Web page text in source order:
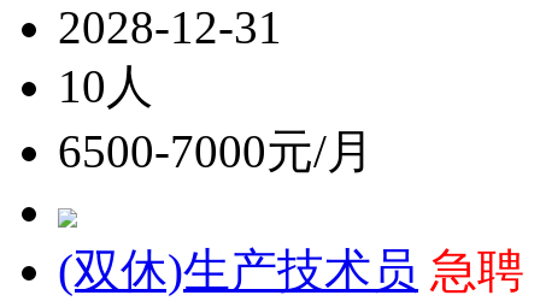
2028-12-31
10人
6500-7000元/月
(双休)生产技术员 急聘